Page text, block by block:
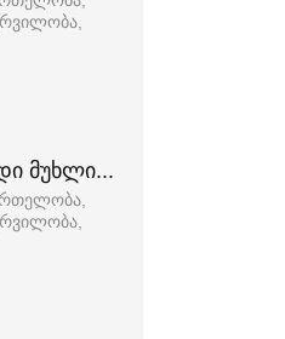
მუხლის სამაგრი